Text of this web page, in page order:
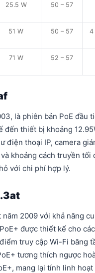
25.5 W 50 – 57
51 W 50 – 57
4
71 W 52 – 57
là phiên bản PoE đầu
thiết bị khoảng
thoại IP, camera
khoảng cách truyền tối
với chi phí hợp lý.​
năm 2009 với khả năng
được thiết kế cho
truy cập Wi-Fi băng
tương thích ngược
mang lại tính linh